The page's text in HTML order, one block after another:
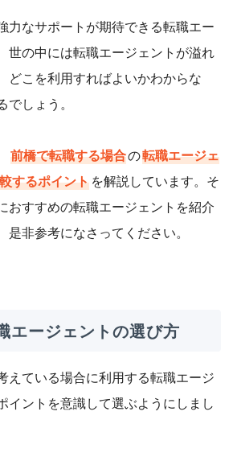
力なサポートが期待できる転職エー
世の中には転職エージェントが溢れ
どこを利用すればよいかわからな
しょう。
前橋で転職する場合の転職エージェ
するポイントを解説しています。そ
おすすめの転職エージェントを紹介
是非参考になさってください。
エージェントの選び方
えている場合に利用する転職エージ
イントを意識して選ぶようにしまし